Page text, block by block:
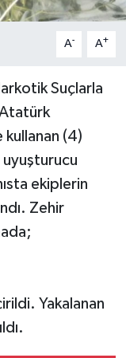
A- A+
Suçlarla
kullanan (4)
uyuşturucu
ekiplerin
Zehir
Yakalanan